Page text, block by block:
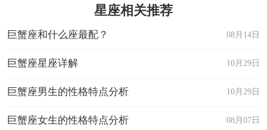
星座相关推荐
08月14日
巨蟹座和什么座最配？
10月29日
巨蟹座星座详解
10月29日
巨蟹座男生的性格特点分析
08月07日
巨蟹座女生的性格特点分析